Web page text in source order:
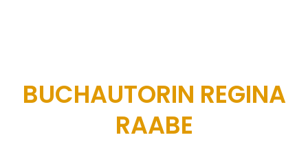
BUCHAUTORIN REGINA
RAABE